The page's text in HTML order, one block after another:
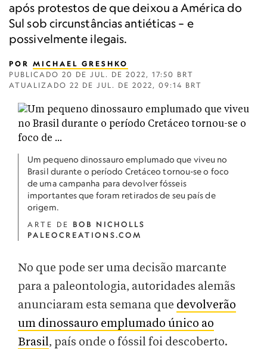
após protestos de que deixou a América do
Sul sob circunstâncias antiéticas – e
possivelmente ilegais.
POR MICHAEL GRESHKO
PUBLICADO 20 DE JUL. DE 2022, 17:50 BRT
ATUALIZADO 22 DE JUL. DE 2022, 09:14 BRT
Um pequeno dinossauro emplumado que viveu no
Brasil durante o período Cretáceo tornou-se o foco
de uma campanha para devolver fósseis
importantes que foram retirados de seu país de
origem.
ARTE DE BOB NICHOLLS
PALEOCREATIONS.COM
No que pode ser uma decisão marcante
para a paleontologia, autoridades alemãs
anunciaram esta semana que devolverão
um dinossauro emplumado único ao
Brasil, país onde o fóssil foi descoberto.